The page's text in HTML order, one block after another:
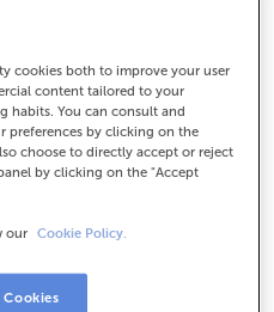
á
fóra de
dunha
datos
cookies both to improve your user
content tailored to your
habits. You can consult and
preferences by clicking on the
choose to directly accept or reject
by clicking on the "Accept
our Cookie Policy.
Cookies